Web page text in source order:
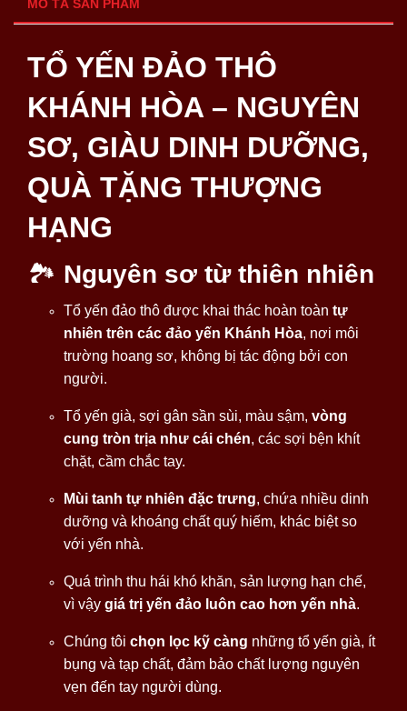
MÔ TẢ SẢN PHẨM
TỔ YẾN ĐẢO THÔ
KHÁNH HÒA – NGUYÊN
SƠ, GIÀU DINH DƯỠNG,
QUÀ TẶNG THƯỢNG
HẠNG
🏞 Nguyên sơ từ thiên nhiên
Tổ yến đảo thô được khai thác hoàn toàn tự
nhiên trên các đảo yến Khánh Hòa, nơi môi
trường hoang sơ, không bị tác động bởi con
người.
Tổ yến già, sợi gân sần sùi, màu sậm, vòng
cung tròn trịa như cái chén, các sợi bện khít
chặt, cầm chắc tay.
Mùi tanh tự nhiên đặc trưng, chứa nhiều dinh
dưỡng và khoáng chất quý hiếm, khác biệt so
với yến nhà.
Quá trình thu hái khó khăn, sản lượng hạn chế,
vì vậy giá trị yến đảo luôn cao hơn yến nhà.
Chúng tôi chọn lọc kỹ càng những tổ yến già, ít
bụng và tạp chất, đảm bảo chất lượng nguyên
vẹn đến tay người dùng.